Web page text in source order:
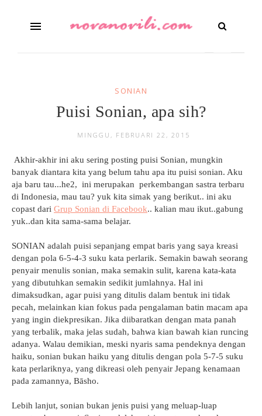
SONIAN
Puisi Sonian, apa sih?
MINGGU, FEBRUARI 22, 2015
Akhir-akhir ini aku sering posting puisi Sonian, mungkin
banyak diantara kita yang belum tahu apa itu puisi sonian. Aku
aja baru tau...he2, ini merupakan perkembangan sastra terbaru
di Indonesia, mau tau? yuk kita simak yang berikut.. ini aku
copast dari Grup Sonian di Facebook.. kalian mau ikut..gabung
yuk..dan kita sama-sama belajar.
SONIAN adalah puisi sepanjang empat baris yang saya kreasi
dengan pola 6-5-4-3 suku kata perlarik. Semakin bawah seorang
penyair menulis sonian, maka semakin sulit, karena kata-kata
yang dibutuhkan semakin sedikit jumlahnya. Hal ini
dimaksudkan, agar puisi yang ditulis dalam bentuk ini tidak
pecah, melainkan kian fokus pada pengalaman batin macam apa
yang ingin diekpresikan. Jika diibaratkan dengan mata panah
yang terbalik, maka jelas sudah, bahwa kian bawah kian runcing
adanya. Walau demikian, meski nyaris sama pendeknya dengan
haiku, sonian bukan haiku yang ditulis dengan pola 5-7-5 suku
kata perlariknya, yang dikreasi oleh penyair Jepang kenamaan
pada zamannya, Bāsho.
Lebih lanjut, sonian bukan jenis puisi yang meluap-luap